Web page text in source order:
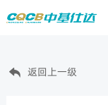
 返回上一级